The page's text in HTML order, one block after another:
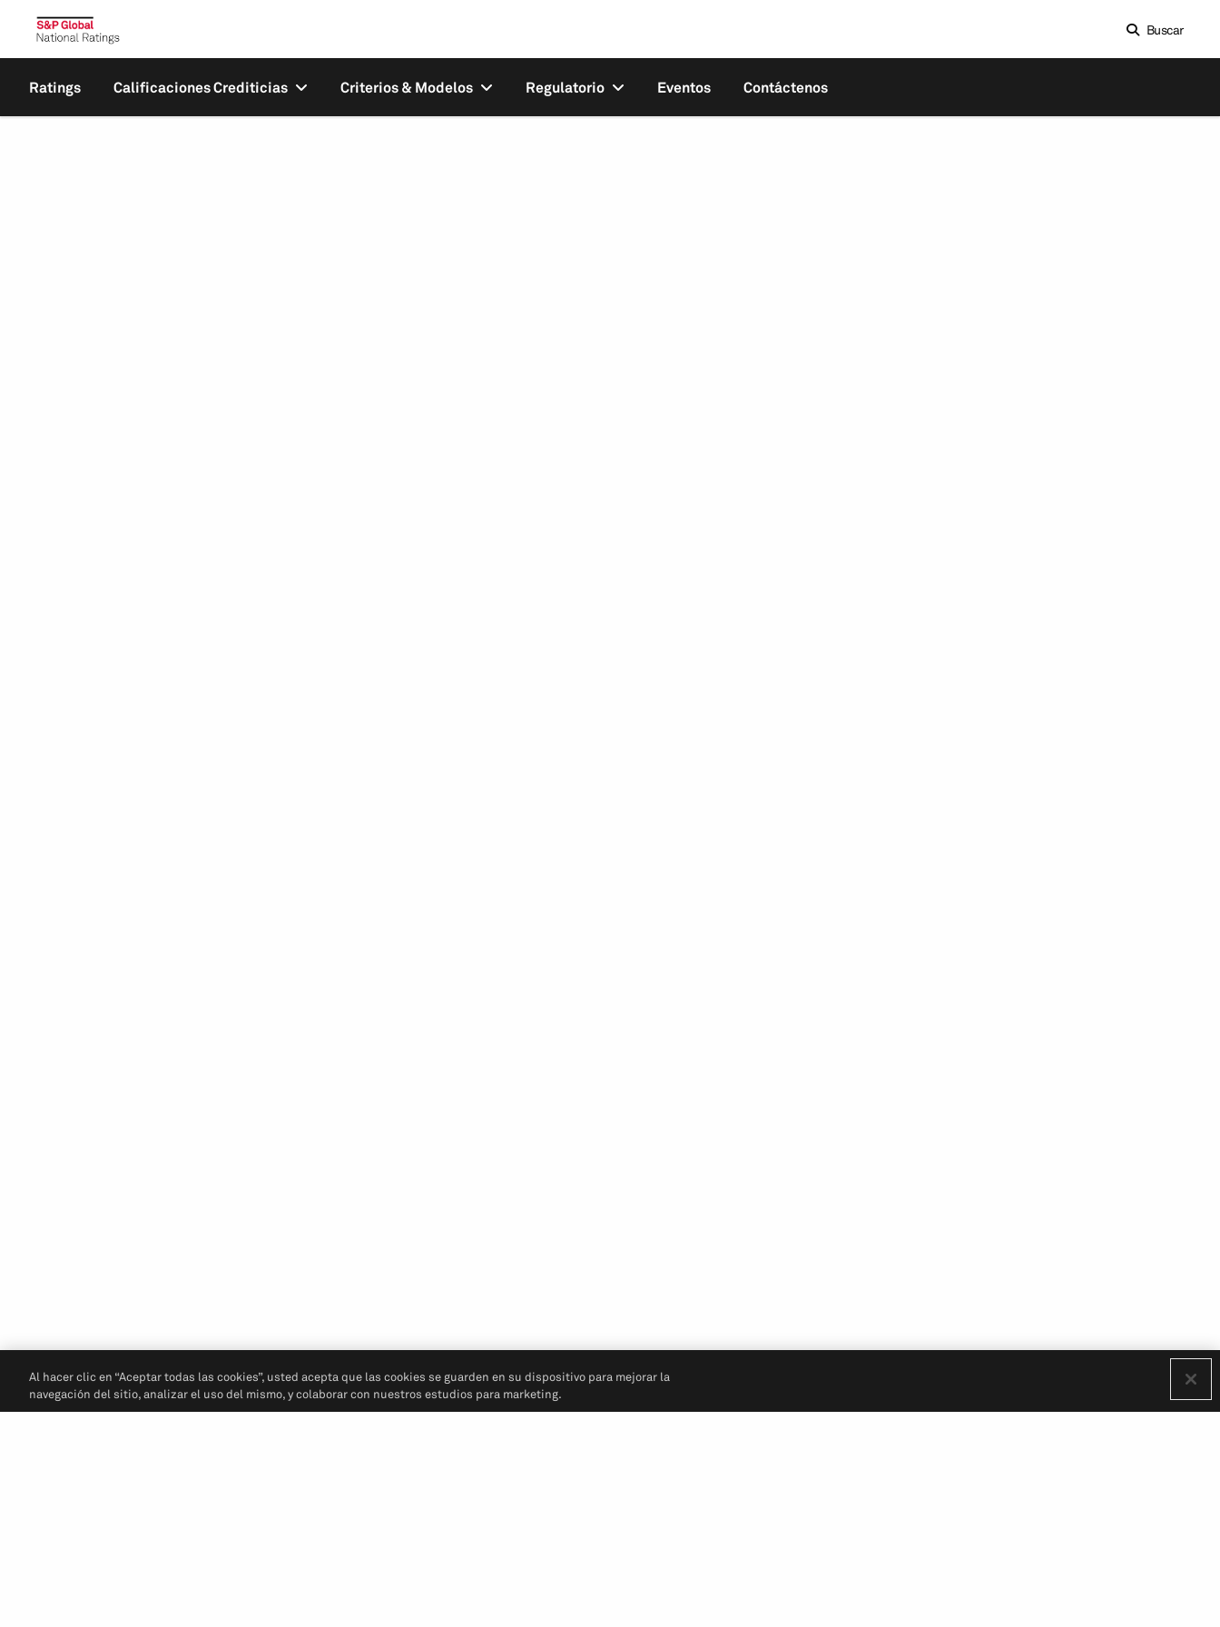
Buscar
Ratings Calificaciones Crediticias Criterios & Modelos Regulatorio Eventos Contáctenos
Al hacer clic en “Aceptar todas las cookies”, usted acepta que las cookies se guarden en su dispositivo para mejorar la
navegación del sitio, analizar el uso del mismo, y colaborar con nuestros estudios para marketing.